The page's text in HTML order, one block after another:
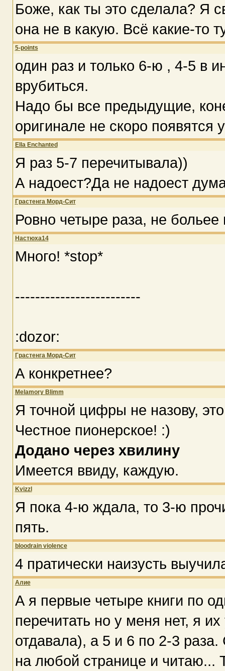
Боже, как ты это сделала? Я
она не в какую. Всё какие-то
5-points
один раз и только 6-ю , 4-5 в
врубиться.
Надо бы все предыдущие,
оригинале не скоро появятся
Ella Enchanted
Я раз 5-7 перечитывала))
А надоест?Да не надоест
Грастенга Морд-Сит
Ровно четыре раза, не
Настюха14
Много! *stop*
-------------------------
:dozor:
Грастенга Морд-Сит
А конкретнее?
Melamory Blimm
Я точной цифры не назову,
Честное пионерское! :)
Додано через хвилину
Имеется ввиду, каждую.
Kvizzl
Я пока 4-ю ждала, то 3-ю
пять.
bloodrain violence
4 пратически наизусть
Алие
А я первые четыре книги по
перечитать но у меня нет, я
отдавала), а 5 и 6 по 2-3
на любой странице и читаю...